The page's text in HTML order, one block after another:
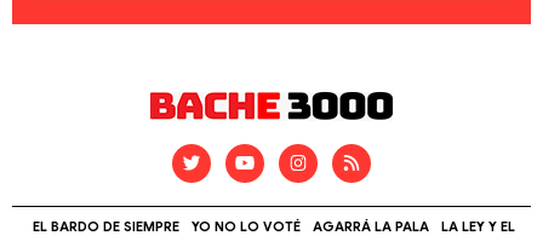
EL BARDO DE SIEMPRE YO NO LO VOTÉ AGARRÁ LA PALA LA LEY Y EL